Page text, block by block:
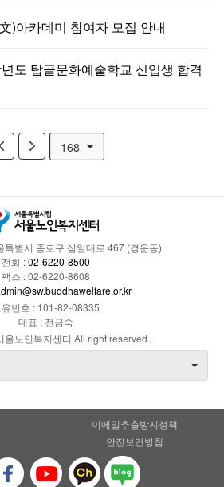
)아카데미 참여자 모집 안내
도 탑골문화예술학교 신입생 합격
168
특별시 종로구 삼일대로 467 (경운동)
전화 :02-6220-8500
팩스 : 02-6220-8608
유번호 : 101-82-08335
대표 : 전금숙
노인복지센터 All right reserved.
이메일추출방지정책
안전보건방침